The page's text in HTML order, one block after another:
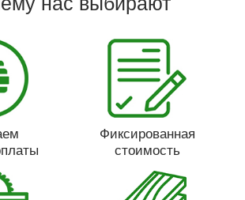
Фиксированная
стоимость